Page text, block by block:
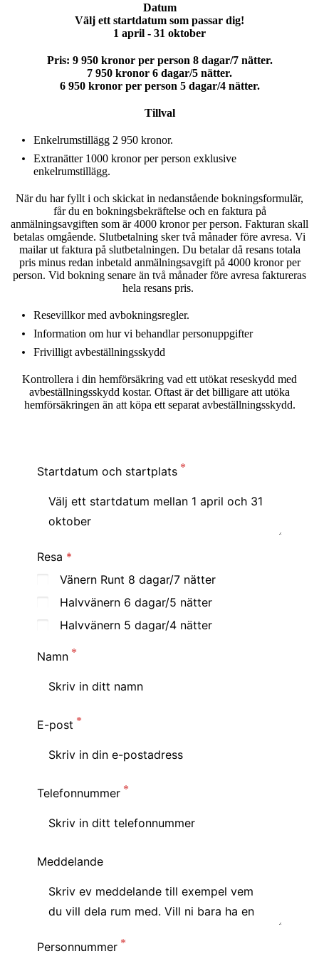
Datum
Välj ett startdatum som passar dig!
1 april - 31 oktober
Pris: 9 950 kronor per person 8 dagar/7 nätter.
7 950 kronor 6 dagar/5 nätter.
6 950 kronor per person 5 dagar/4 nätter.
Tillval
Enkelrumstillägg 2 950 kronor.
Extranätter 1000 kronor per person exklusive
enkelrumstillägg.
När du har fyllt i och skickat in nedanstående bokningsformulär,
får du en bokningsbekräftelse och en faktura på
anmälningsavgiften som är 4000 kronor per person. Fakturan skall
betalas omgående. Slutbetalning sker två månader före avresa. Vi
mailar ut faktura på slutbetalningen. Du betalar då resans totala
pris minus redan inbetald anmälningsavgift på 4000 kronor per
person. Vid bokning senare än två månader före avresa faktureras
hela resans pris.
Resevillkormed avbokningsregler.
Information om hur vi behandlar personuppgifter
Frivilligt avbeställningsskydd
Kontrollera i din hemförsäkring vad ett utökat reseskydd med
avbeställningsskydd kostar. Oftast är det billigare att utöka
hemförsäkringen än att köpa ett separat avbeställningsskydd.
Startdatum och startplats
Resa
Vänern Runt 8 dagar/7 nätter
Halvvänern 6 dagar/5 nätter
Halvvänern 5 dagar/4 nätter
Namn
E-post
Telefonnummer
Meddelande
Personnummer